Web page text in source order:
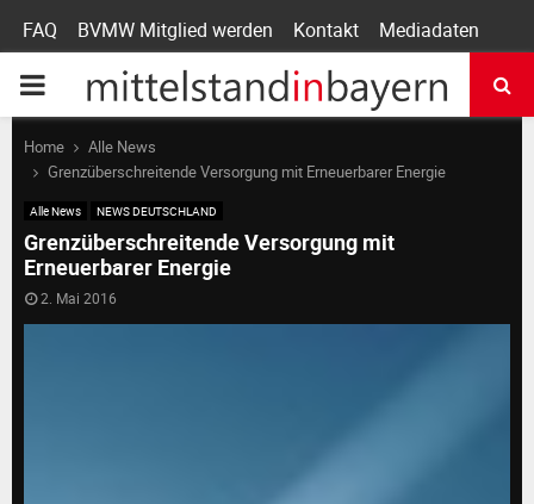
FAQ BVMW Mitglied werden Kontakt Mediadaten
P
R
M
Home
Alle News
Grenzüberschreitende Versorgung mit Erneuerbarer Energie
Alle News NEWS DEUTSCHLAND
Grenzüberschreitende Versorgung mit
Erneuerbarer Energie
2. Mai 2016